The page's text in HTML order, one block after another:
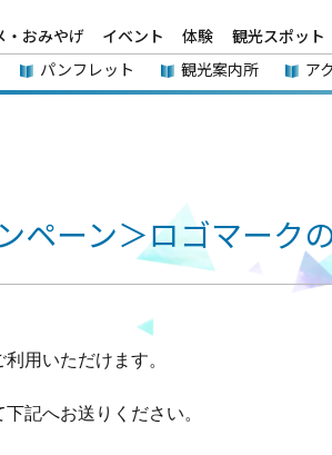
・おみやげ イベント 体験 観光スポット
パンフレット 観光案内所 ア
ペーン＞ロゴマーク
用いただけます。
記へお送りください。